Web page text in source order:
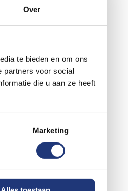
Over
te bieden en om ons
partners voor social
die u aan ze heeft
Marketing
Levertijd 14 werkdagen